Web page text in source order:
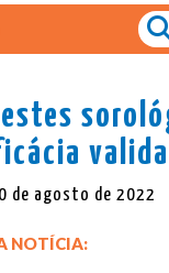
de agosto de 2022
NOTÍCIA: